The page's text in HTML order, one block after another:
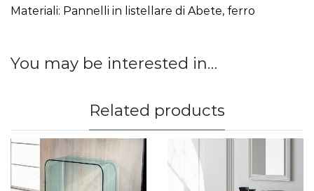
Materiali: Pannelli in listellare di Abete, ferro
You may be interested in…
Related products